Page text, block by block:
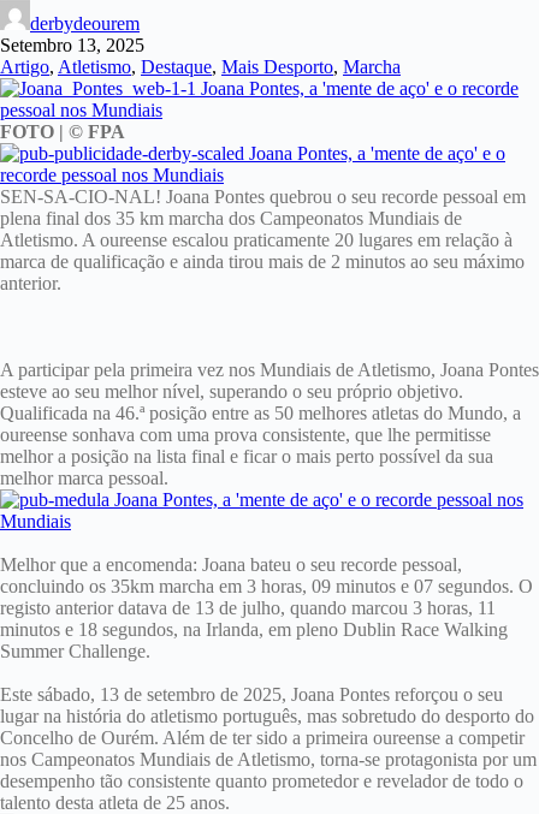
derbydeourem
Setembro 13, 2025
Artigo, Atletismo, Destaque, Mais Desporto, Marcha
FOTO | © FPA
SEN-SA-CIO-NAL! Joana Pontes quebrou o seu recorde pessoal em
plena final dos 35 km marcha dos Campeonatos Mundiais de
Atletismo. A oureense escalou praticamente 20 lugares em relação à
marca de qualificação e ainda tirou mais de 2 minutos ao seu máximo
anterior.
A participar pela primeira vez nos Mundiais de Atletismo, Joana Pontes
esteve ao seu melhor nível, superando o seu próprio objetivo.
Qualificada na 46.ª posição entre as 50 melhores atletas do Mundo, a
oureense sonhava com uma prova consistente, que lhe permitisse
melhor a posição na lista final e ficar o mais perto possível da sua
melhor marca pessoal.
Melhor que a encomenda: Joana bateu o seu recorde pessoal,
concluindo os 35km marcha em 3 horas, 09 minutos e 07 segundos. O
registo anterior datava de 13 de julho, quando marcou 3 horas, 11
minutos e 18 segundos, na Irlanda, em pleno Dublin Race Walking
Summer Challenge.
Este sábado, 13 de setembro de 2025, Joana Pontes reforçou o seu
lugar na história do atletismo português, mas sobretudo do desporto do
Concelho de Ourém. Além de ter sido a primeira oureense a competir
nos Campeonatos Mundiais de Atletismo, torna-se protagonista por um
desempenho tão consistente quanto prometedor e revelador de todo o
talento desta atleta de 25 anos.